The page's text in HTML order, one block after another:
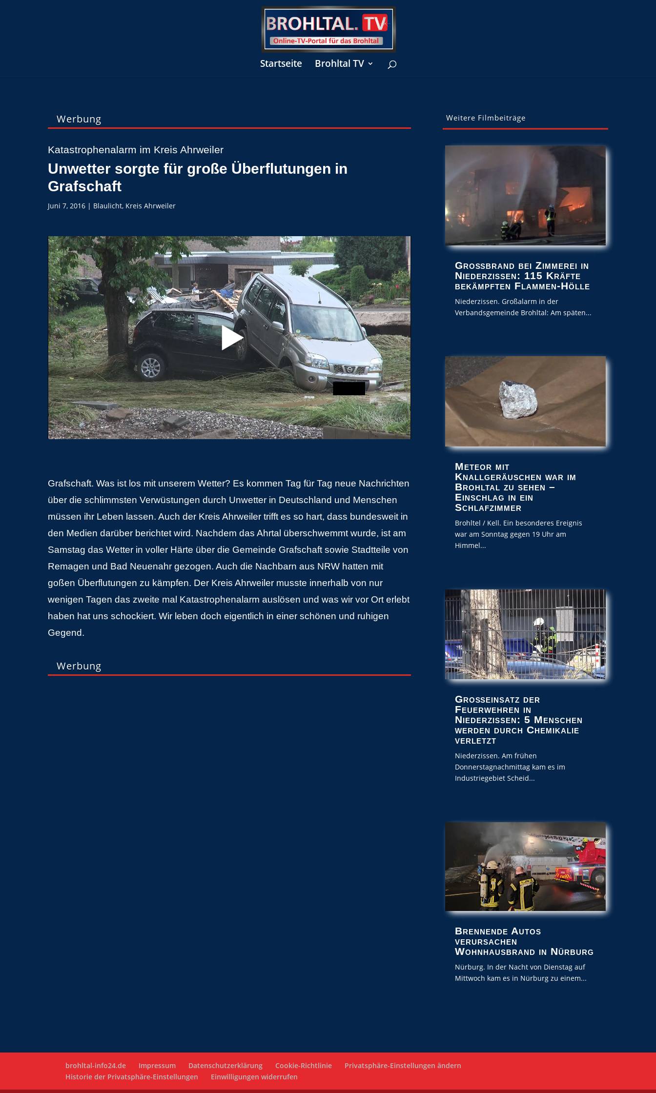
Startseite Brohltal TV
Werbung
Katastrophenalarm im Kreis Ahrweiler
Unwetter sorgte für große Überflutungen in
Grafschaft
Juni 7, 2016 | Blaulicht, Kreis Ahrweiler
Grafschaft. Was ist los mit unserem Wetter? Es kommen Tag für Tag neue Nachrichten
über die schlimmsten Verwüstungen durch Unwetter in Deutschland und Menschen
müssen ihr Leben lassen. Auch der Kreis Ahrweiler trifft es so hart, dass bundesweit in
den Medien darüber berichtet wird. Nachdem das Ahrtal überschwemmt wurde, ist am
Samstag das Wetter in voller Härte über die Gemeinde Grafschaft sowie Stadtteile von
Remagen und Bad Neuenahr gezogen. Auch die Nachbarn aus NRW hatten mit
goßen Überflutungen zu kämpfen. Der Kreis Ahrweiler musste innerhalb von nur
wenigen Tagen das zweite mal Katastrophenalarm auslösen und was wir vor Ort erlebt
haben hat uns schockiert. Wir leben doch eigentlich in einer schönen und ruhigen
Gegend.
Werbung
Weitere Filmbeiträge
Großbrand bei Zimmerei in
Niederzissen: 115 Kräfte
bekämpften Flammen-Hölle
Niederzissen. Großalarm in der
Verbandsgemeinde Brohltal: Am späten...
Meteor mit
Knallgeräuschen war im
Brohltal zu sehen –
Einschlag in ein
Schlafzimmer
Brohltel / Kell. Ein besonderes Ereignis
war am Sonntag gegen 19 Uhr am
Himmel...
Großeinsatz der
Feuerwehren in
Niederzissen: 5 Menschen
werden durch Chemikalie
verletzt
Niederzissen. Am frühen
Donnerstagnachmittag kam es im
Industriegebiet Scheid...
Brennende Autos
verursachen
Wohnhausbrand in Nürburg
Nürburg. In der Nacht von Dienstag auf
Mittwoch kam es in Nürburg zu einem...
brohltal-info24.de Impressum Datenschutzerklärung Cookie-Richtlinie
Privatsphäre-Einstellungen ändern
Historie der Privatsphäre-Einstellungen
Einwilligungen widerrufen